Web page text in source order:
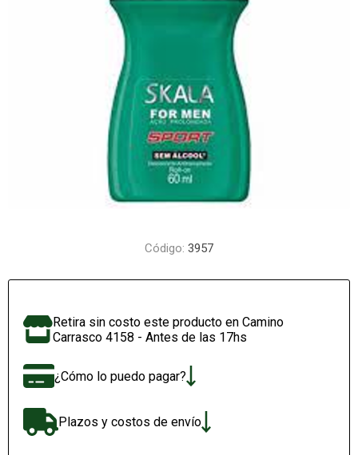
Código: 3957
Retira sin costo este producto en Camino
Carrasco 4158 - Antes de las 17hs
¿Cómo lo puedo pagar?
Plazos y costos de envío